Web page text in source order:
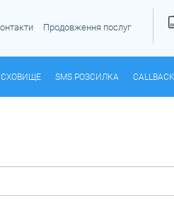
Продовження послуг
СХОВИЩЕ SMS РОЗСИЛКА